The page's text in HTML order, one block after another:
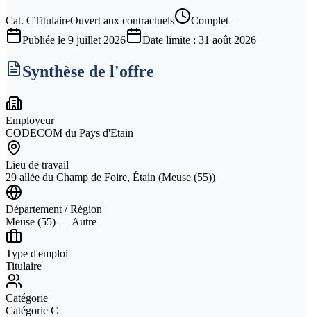
Cat. CTitulaireOuvert aux contractuels
Complet
Publiée le 9 juillet 2026 Date limite : 31 août 2026
Synthèse de l'offre
Employeur
CODECOM du Pays d'Etain
Lieu de travail
29 allée du Champ de Foire, Étain (Meuse (55))
Département / Région
Meuse (55) — Autre
Type d'emploi
Titulaire
Catégorie
Catégorie C